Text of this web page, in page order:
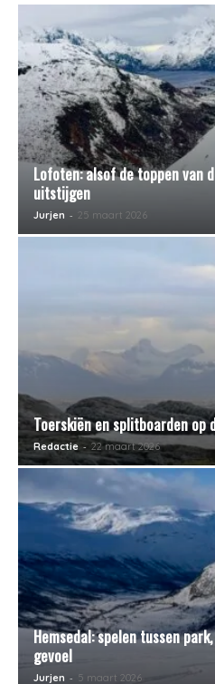
Lofoten: alsof de toppen van
uitstijgen
Toerskiën en splitboarden op
Redactie - 22 maart 2026
Hemsedal: spelen tussen
gevoel